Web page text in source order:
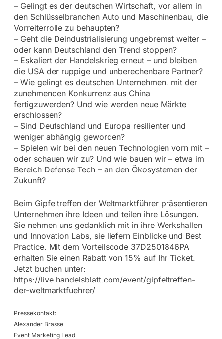
– Gelingt es der deutschen Wirtschaft, vor allem in
den Schlüsselbranchen Auto und Maschinenbau, die
Vorreiterrolle zu behaupten?
– Geht die Deindustrialisierung ungebremst weiter –
oder kann Deutschland den Trend stoppen?
– Eskaliert der Handelskrieg erneut – und bleiben
die USA der ruppige und unberechenbare Partner?
– Wie gelingt es deutschen Unternehmen, mit der
zunehmenden Konkurrenz aus China
fertigzuwerden? Und wie werden neue Märkte
erschlossen?
– Sind Deutschland und Europa resilienter und
weniger abhängig geworden?
– Spielen wir bei den neuen Technologien vorn mit –
oder schauen wir zu? Und wie bauen wir – etwa im
Bereich Defense Tech – an den Ökosystemen der
Zukunft?
Beim Gipfeltreffen der Weltmarktführer präsentieren
Unternehmen ihre Ideen und teilen ihre Lösungen.
Sie nehmen uns gedanklich mit in ihre Werkshallen
und Innovation Labs, sie liefern Einblicke und Best
Practice. Mit dem Vorteilscode 37D2501846PA
erhalten Sie einen Rabatt von 15% auf Ihr Ticket.
Jetzt buchen unter:
https://live.handelsblatt.com/event/gipfeltreffen-
der-weltmarktfuehrer/
Pressekontakt:
Alexander Brasse
Event Marketing Lead